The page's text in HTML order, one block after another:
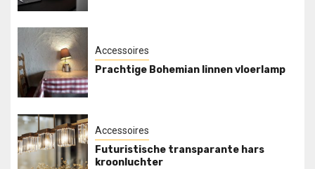
Accessoires
Prachtige Bohemian linnen vloerlamp
Accessoires
Futuristische transparante hars
kroonluchter